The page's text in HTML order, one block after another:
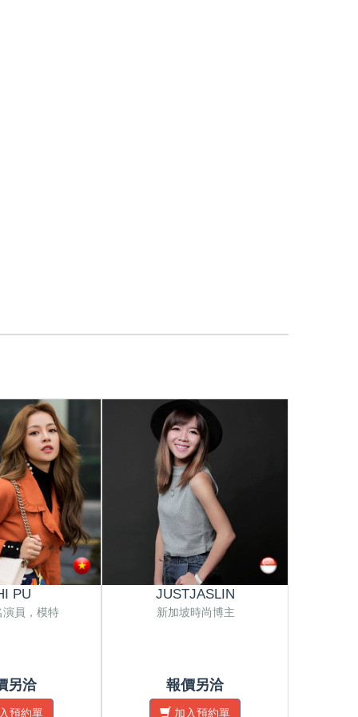
PU
員，模特
另洽
預約單
JUSTJASLIN
新加坡時尚博主
報價另洽
加入預約單